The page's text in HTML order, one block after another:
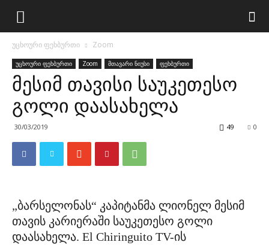
უცხოური ფეხბურთი Zoom
უცხოური ფეხბურთი Zoom მთავარი ნიუსი ფეხბურთი
მესიმ თავისი საუკეთესო
გოლი დაასახელა
30/03/2019 0
49
„ბარსელონას“ კაპიტანმა ლიონელ მესიმ
თავის კარიერაში საუკეთესო გოლი
დაასახელა. El Chiringuito TV-ის